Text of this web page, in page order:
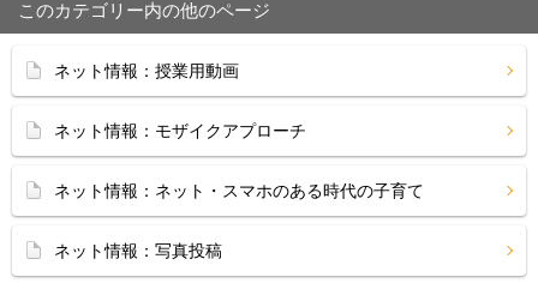
このカテゴリー内の他のページ
ネット情報：授業用動画
ネット情報：モザイクアプローチ
ネット情報：ネット・スマホのある時代の子育て
ネット情報：写真投稿